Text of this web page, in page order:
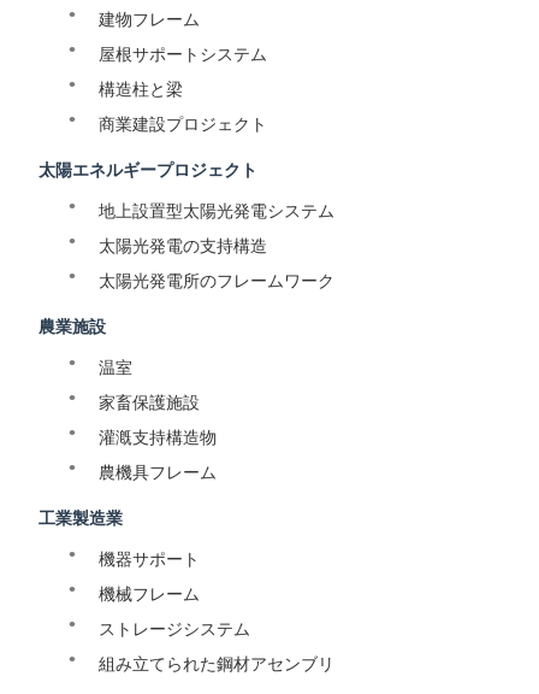
建物フレーム
屋根サポートシステム
構造柱と梁
商業建設プロジェクト
太陽エネルギープロジェクト
地上設置型太陽光発電システム
太陽光発電の支持構造
太陽光発電所のフレームワーク
農業施設
温室
家畜保護施設
灌漑支持構造物
農機具フレーム
工業製造業
機器サポート
機械フレーム
ストレージシステム
組み立てられた鋼材アセンブリ